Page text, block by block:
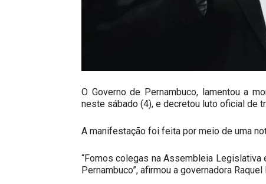
O Governo de Pernambuco, lamentou a
neste sábado (4), e decretou luto oficial de
A manifestação foi feita por meio de uma
“Fomos colegas na Assembleia
Pernambuco”, afirmou a governadora Raquel